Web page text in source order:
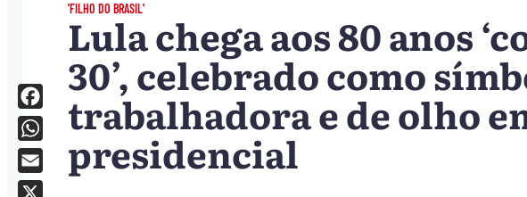
'FILHO DO BRASIL'
Lula chega aos 80 anos
30’, celebrado como
trabalhadora e de olho
presidencial
Facebook
WhatsApp
Email